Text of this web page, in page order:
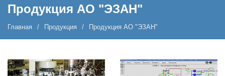
Продукция АО "ЭЗАН"
Главная Продукция Продукция АО "ЭЗАН"